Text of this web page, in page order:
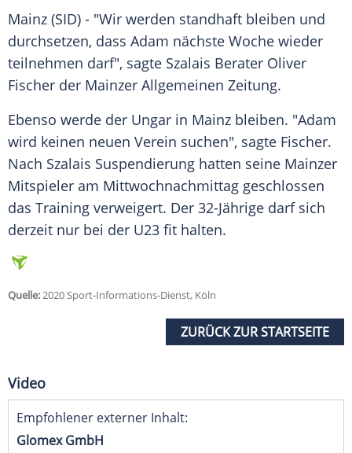
Mainz (SID) - "Wir werden standhaft bleiben und
durchsetzen, dass Adam nächste Woche wieder
teilnehmen darf", sagte Szalais Berater Oliver
Fischer der Mainzer Allgemeinen Zeitung.
Ebenso werde der Ungar in Mainz bleiben. "Adam
wird keinen neuen Verein suchen", sagte Fischer.
Nach Szalais Suspendierung hatten seine Mainzer
Mitspieler am Mittwochnachmittag geschlossen
das Training verweigert. Der 32-Jährige darf sich
derzeit nur bei der U23 fit halten.
Quelle:2020 Sport-Informations-Dienst, Köln
ZURÜCK ZUR STARTSEITE
Video
Empfohlener externer Inhalt:
Glomex GmbH